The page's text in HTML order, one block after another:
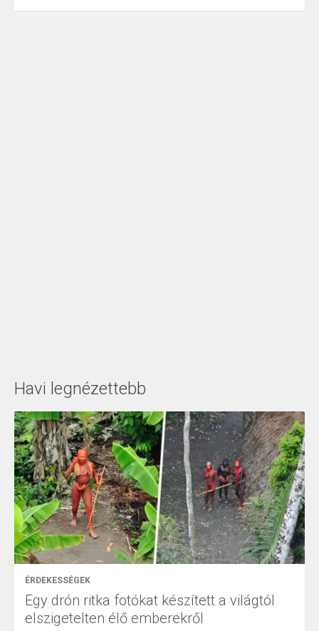
Havi legnézettebb
ÉRDEKESSÉGEK
Egy drón ritka fotókat készített a világtól
elszigetelten élő emberekről